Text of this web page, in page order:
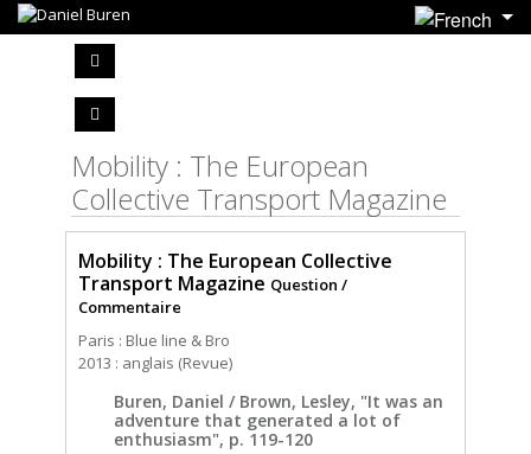
Mobility : The European
Collective Transport Magazine
Mobility : The European Collective
Transport Magazine Question /
Commentaire
Paris : Blue line & Bro
2013 : anglais (Revue)
Buren, Daniel / Brown, Lesley, "It was an
adventure that generated a lot of
enthusiasm", p. 119-120